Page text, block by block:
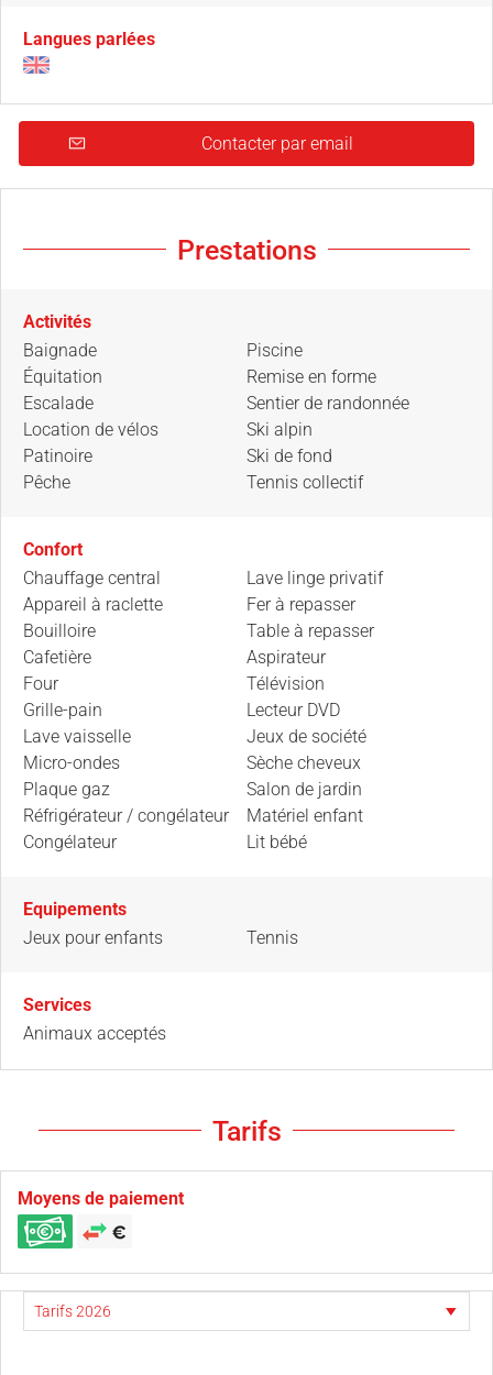
Langues parlées
Contacter par email
Prestations
Activités
Baignade
Équitation
Escalade
Location de vélos
Patinoire
Pêche
Piscine
Remise en forme
Sentier de randonnée
Ski alpin
Ski de fond
Tennis collectif
Confort
Chauffage central
Appareil à raclette
Bouilloire
Cafetière
Four
Grille-pain
Lave vaisselle
Micro-ondes
Plaque gaz
Réfrigérateur / congélateur
Congélateur
Lave linge privatif
Fer à repasser
Table à repasser
Aspirateur
Télévision
Lecteur DVD
Jeux de société
Sèche cheveux
Salon de jardin
Matériel enfant
Lit bébé
Equipements
Jeux pour enfants
Tennis
Services
Animaux acceptés
Tarifs
Moyens de paiement